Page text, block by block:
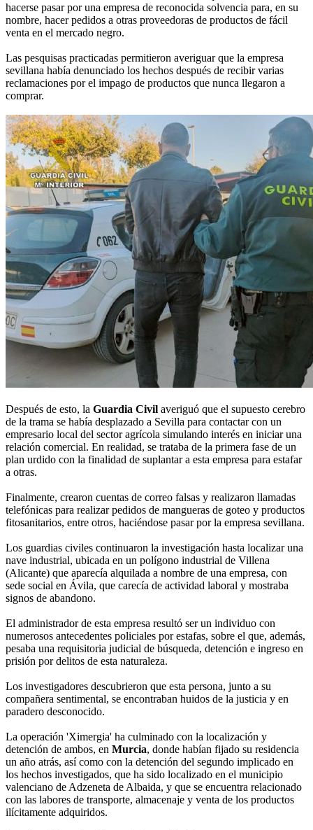
hacerse pasar por una empresa de reconocida solvencia para, en su
nombre, hacer pedidos a otras proveedoras de productos de fácil
venta en el mercado negro.
Las pesquisas practicadas permitieron averiguar que la empresa
sevillana había denunciado los hechos después de recibir varias
reclamaciones por el impago de productos que nunca llegaron a
comprar.
Después de esto, la Guardia Civil averiguó que el supuesto cerebro
de la trama se había desplazado a Sevilla para contactar con un
empresario local del sector agrícola simulando interés en iniciar una
relación comercial. En realidad, se trataba de la primera fase de un
plan urdido con la finalidad de suplantar a esta empresa para estafar
a otras.
Finalmente, crearon cuentas de correo falsas y realizaron llamadas
telefónicas para realizar pedidos de mangueras de goteo y productos
fitosanitarios, entre otros, haciéndose pasar por la empresa sevillana.
Los guardias civiles continuaron la investigación hasta localizar una
nave industrial, ubicada en un polígono industrial de Villena
(Alicante) que aparecía alquilada a nombre de una empresa, con
sede social en Ávila, que carecía de actividad laboral y mostraba
signos de abandono.
El administrador de esta empresa resultó ser un individuo con
numerosos antecedentes policiales por estafas, sobre el que, además,
pesaba una requisitoria judicial de búsqueda, detención e ingreso en
prisión por delitos de esta naturaleza.
Los investigadores descubrieron que esta persona, junto a su
compañera sentimental, se encontraban huidos de la justicia y en
paradero desconocido.
La operación 'Ximergia' ha culminado con la localización y
detención de ambos, en Murcia, donde habían fijado su residencia
un año atrás, así como con la detención del segundo implicado en
los hechos investigados, que ha sido localizado en el municipio
valenciano de Adzeneta de Albaida, y que se encuentra relacionado
con las labores de transporte, almacenaje y venta de los productos
ilícitamente adquiridos.